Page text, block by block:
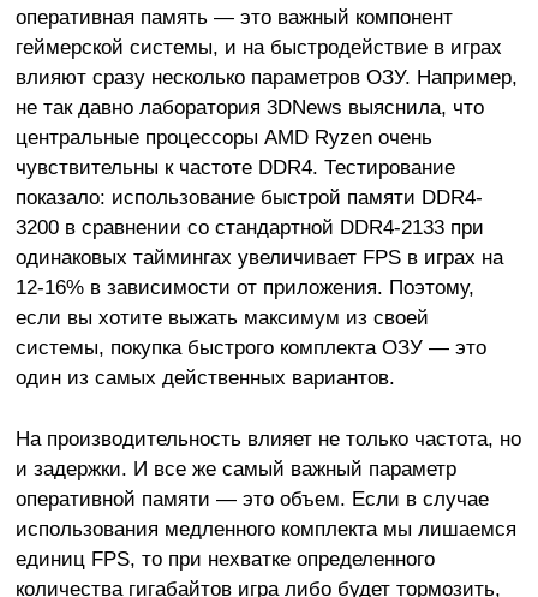
оперативная память — это важный компонент
геймерской системы, и на быстродействие в играх
влияют сразу несколько параметров ОЗУ. Например,
не так давно лаборатория 3DNews выяснила, что
центральные процессоры AMD Ryzen очень
чувствительны к частоте DDR4. Тестирование
показало: использование быстрой памяти DDR4-
3200 в сравнении со стандартной DDR4-2133 при
одинаковых таймингах увеличивает FPS в играх на
12-16% в зависимости от приложения. Поэтому,
если вы хотите выжать максимум из своей
системы, покупка быстрого комплекта ОЗУ — это
один из самых действенных вариантов.
На производительность влияет не только частота, но
и задержки. И все же самый важный параметр
оперативной памяти — это объем. Если в случае
использования медленного комплекта мы лишаемся
единиц FPS, то при нехватке определенного
количества гигабайтов игра либо будет тормозить,